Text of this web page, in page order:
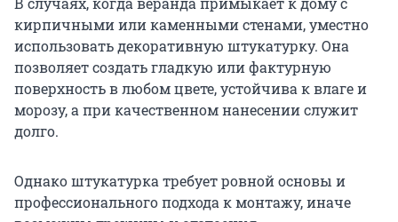
кирпичными или каменными стенами, уместно
использовать декоративную штукатурку. Она
позволяет создать гладкую или фактурную
поверхность в любом цвете, устойчива к влаге и
морозу, а при качественном нанесении служит
долго.
Однако штукатурка требует ровной основы и
профессионального подхода к монтажу, иначе